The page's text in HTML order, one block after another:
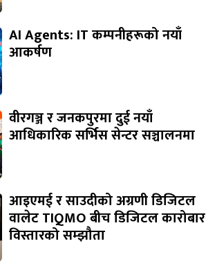
AI Agents: IT कम्पनीहरूको नयाँ
आकर्षण
वीरगञ्ज र जनकपुरमा दुई नयाँ
आधिकारिक सर्भिस सेन्टर सञ्चालनमा
आइएमई र साउदीको अग्रणी डिजिटल
वालेट TIQMO बीच डिजिटल कारोबार
विस्तारको सम्झौता